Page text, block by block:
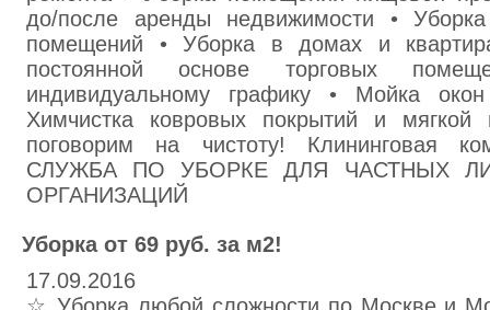
до/после аренды недвижимости •
помещений • Уборка в домах и
постоянной основе торговых
индивидуальному графику • Мойка
Химчистка ковровых покрытий и
поговорим на чистоту! Клининговая
СЛУЖБА ПО УБОРКЕ ДЛЯ ЧАСТНЫХ
ОРГАНИЗАЦИЙ
Уборка от 69 руб. за м2!
17.09.2016